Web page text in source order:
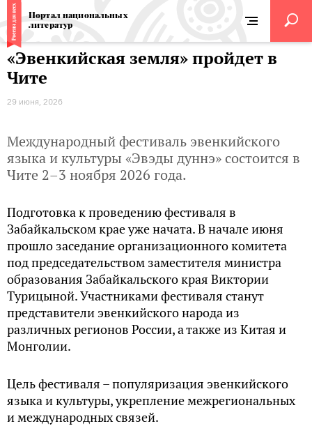
Портал национальных
литератур
«Эвенкийская земля» пройдет в
Чите
29 июня, 2026
Международный фестиваль эвенкийского
языка и культуры «Эвэды дуннэ» состоится в
Чите 2–3 ноября 2026 года.
Подготовка к проведению фестиваля в
Забайкальском крае уже начата. В начале июня
прошло заседание организационного комитета
под председательством заместителя министра
образования Забайкальского края Виктории
Турицыной. Участниками фестиваля станут
представители эвенкийского народа из
различных регионов России, а также из Китая и
Монголии.
Цель фестиваля – популяризация эвенкийского
языка и культуры, укрепление межрегиональных
и международных связей.